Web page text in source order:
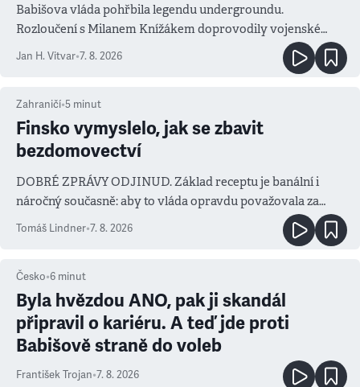
Babišova vláda pohřbila legendu undergroundu.
Rozloučení s Milanem Knížákem doprovodily vojenské
salvy i kritika pokrokářů
Jan H. Vitvar•7. 8. 2026
Zahraničí•5 minut
Finsko vymyslelo, jak se zbavit
bezdomovectví
DOBRÉ ZPRÁVY ODJINUD. Základ receptu je banální i
náročný současně: aby to vláda opravdu považovala za
prioritu
Tomáš Lindner•7. 8. 2026
Česko•6 minut
Byla hvězdou ANO, pak ji skandál
připravil o kariéru. A teď jde proti
Babišově straně do voleb
František Trojan•7. 8. 2026